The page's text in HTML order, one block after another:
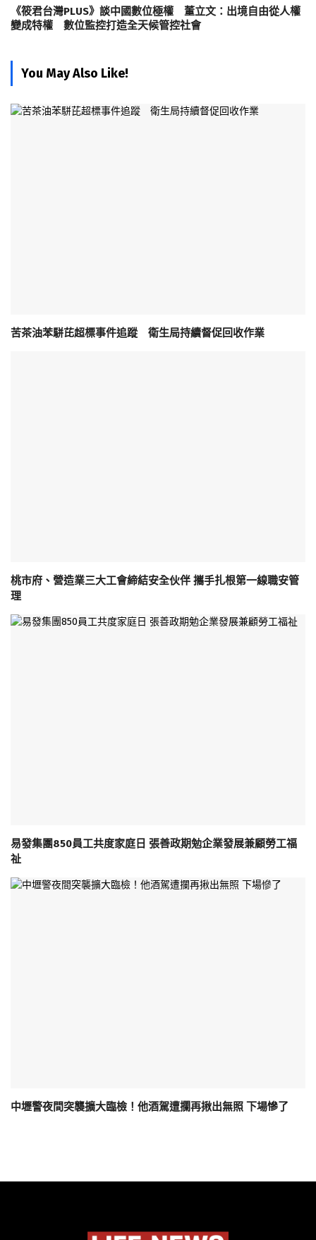
《筱君台灣PLUS》談中國數位極權 董立文：出境自由從人權
變成特權 數位監控打造全天候管控社會
You May Also Like!
苦茶油苯駢芘超標事件追蹤 衛生局持續督促回收作業
桃市府、營造業三大工會締結安全伙伴 攜手扎根第一線職安管
理
易發集團850員工共度家庭日 張善政期勉企業發展兼顧勞工福
祉
中壢警夜間突襲擴大臨檢！他酒駕遭攔再揪出無照 下場慘了